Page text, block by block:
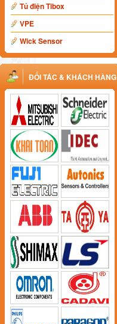
Tủ điện Tibox
VPE
Wick Sensor
ĐỐI TÁC & KHÁCH HÀNG